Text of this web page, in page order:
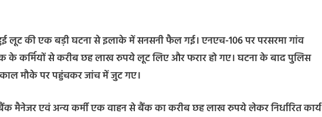
हुई लूट की एक बड़ी घटना से इलाके में सनसनी फैल गई। एनएच-106 पर परसरमा गांव
के कर्मियों से करीब छह लाख रुपये लूट लिए और फरार हो गए। घटना के बाद पुलिस
मौके पर पहुंचकर जांच में जुट गए।
एवं अन्य कर्मी एक वाहन से बैंक का करीब छह लाख रुपये लेकर निर्धारित कार्य